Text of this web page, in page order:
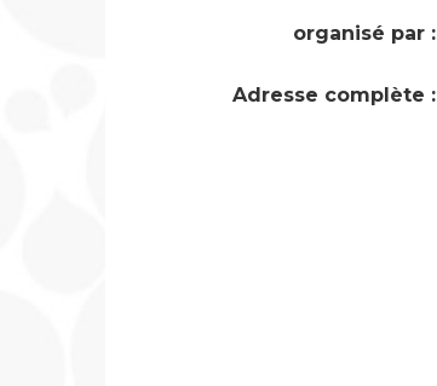
organisé par :
Adresse complète :